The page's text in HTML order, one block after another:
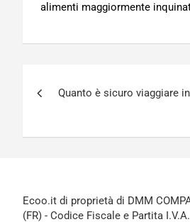
alimenti maggiormente
articoli
Quanto è sicuro viaggiare
Ecoo.it di proprietà di DMM
(FR) - Codice Fiscale e Partita